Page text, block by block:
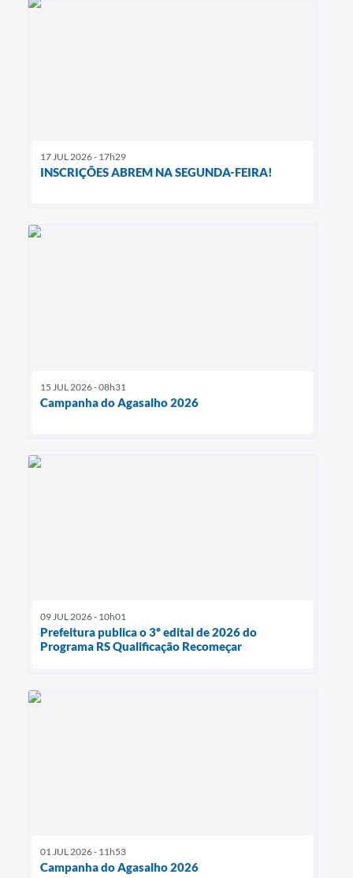
17 JUL 2026 - 17h29
INSCRIÇÕES ABREM NA SEGUNDA-FEIRA!
15 JUL 2026 - 08h31
Campanha do Agasalho 2026
09 JUL 2026 - 10h01
Prefeitura publica o 3º edital de 2026 do
Programa RS Qualificação Recomeçar
01 JUL 2026 - 11h53
Campanha do Agasalho 2026